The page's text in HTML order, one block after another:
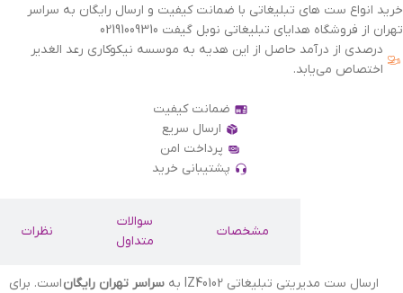
خرید انواع ست های تبلیغاتی با ضمانت کیفیت و ارسال رایگان به سراسر
تهران از فروشگاه هدایای تبلیغاتی نوبل گیفت 02191009310
درصدی از درآمد حاصل از این هدیه به موسسه نیکوکاری رعد الغدیر
اختصاص می‌یابد.
ضمانت کیفیت
ارسال سریع
پرداخت امن
پشتیبانی خرید
مشخصات
سوالات
متداول
نظرات
ارسال ست مدیریتی تبلیغاتی IZ40102 به سراسر تهران رایگاناست. برای